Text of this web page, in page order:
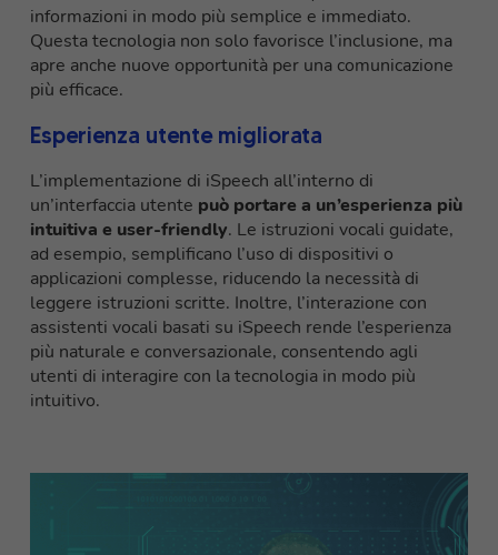
informazioni in modo più semplice e immediato.
Questa tecnologia non solo favorisce l’inclusione, ma
apre anche nuove opportunità per una comunicazione
più efficace.
Esperienza utente migliorata
L’implementazione di iSpeech all’interno di
un’interfaccia utente può portare a un’esperienza più
intuitiva e user-friendly. Le istruzioni vocali guidate,
ad esempio, semplificano l’uso di dispositivi o
applicazioni complesse, riducendo la necessità di
leggere istruzioni scritte. Inoltre, l’interazione con
assistenti vocali basati su iSpeech rende l’esperienza
più naturale e conversazionale, consentendo agli
utenti di interagire con la tecnologia in modo più
intuitivo.